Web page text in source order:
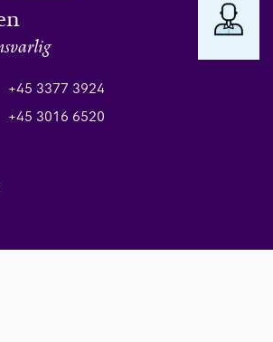
+45 3377 3924
+45 3016 6520